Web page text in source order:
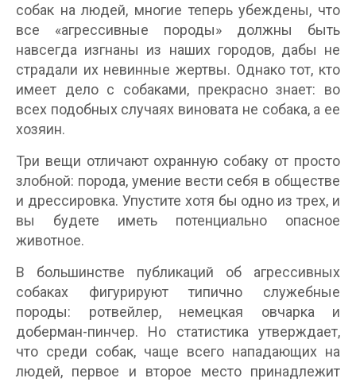
собак на людей, многие теперь убеждены, что
все «агрессивные породы» должны быть
навсегда изгнаны из наших городов, дабы не
страдали их невинные жертвы. Однако тот, кто
имеет дело с собаками, прекрасно знает: во
всех подобных случаях виновата не собака, а ее
хозяин.
Три вещи отличают охранную собаку от просто
злобной: порода, умение вести себя в обществе
и дрессировка. Упустите хотя бы одно из трех, и
вы будете иметь потенциально опасное
животное.
В большинстве публикаций об агрессивных
собаках фигурируют типично служебные
породы: ротвейлер, немецкая овчарка и
доберман-пинчер. Но статистика утверждает,
что среди собак, чаще всего нападающих на
людей, первое и второе место принадлежит